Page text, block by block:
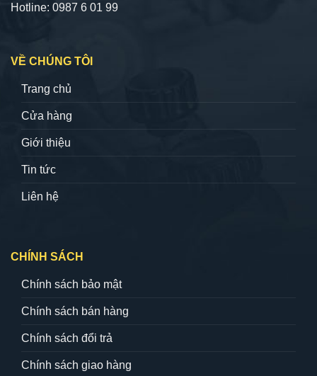
Hotline: 0987 6 01 99
VỀ CHÚNG TÔI
Trang chủ
Cửa hàng
Giới thiệu
Tin tức
Liên hệ
CHÍNH SÁCH
Chính sách bảo mật
Chính sách bán hàng
Chính sách đổi trả
Chính sách giao hàng